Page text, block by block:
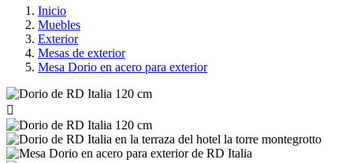
Inicio
Muebles
Exterior
Mesas de exterior
Mesa Dorio en acero para exterior
